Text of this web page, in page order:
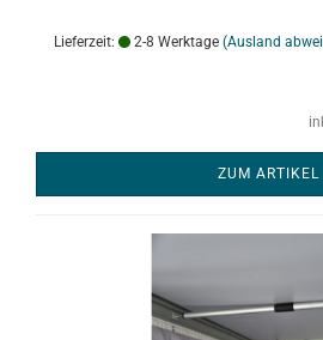
Lieferzeit: 2-8 Werktage (Ausland
ZUM ARTIKEL